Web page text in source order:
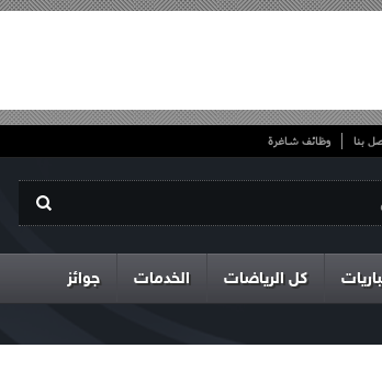
بنا وظائف شاغرة
كل الرياضات الخدمات جوائز